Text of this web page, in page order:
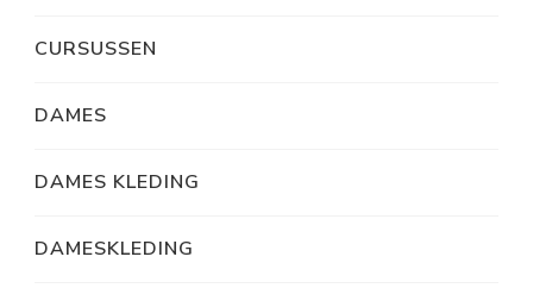
CURSUSSEN
DAMES
DAMES KLEDING
DAMESKLEDING